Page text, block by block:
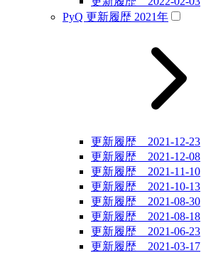
PyQ 更新履歴 2021年
更新履歴 2021-12-23
更新履歴 2021-12-08
更新履歴 2021-11-10
更新履歴 2021-10-13
更新履歴 2021-08-30
更新履歴 2021-08-18
更新履歴 2021-06-23
更新履歴 2021-03-17